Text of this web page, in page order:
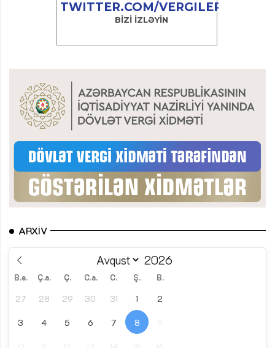
ARXIV
B.e. Ç.a. Ç. C.a. C. Ş. B.
27 28 29 30 31 1 2
3 4 5 6 7 8